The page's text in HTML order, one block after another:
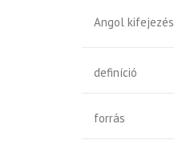
Angol kifejezés
definíció
forrás